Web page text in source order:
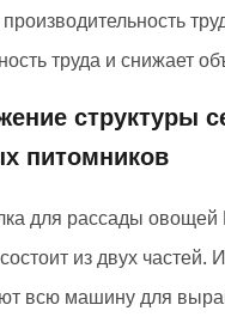
труда и снижает
структуры
питомников
для рассады овощей
из двух частей.
всю машину для